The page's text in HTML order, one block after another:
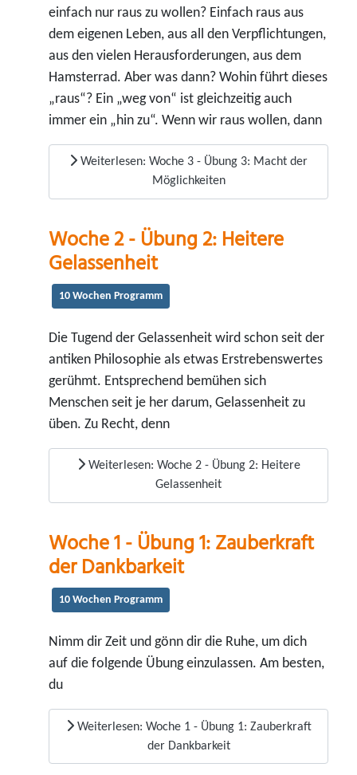
einfach nur raus zu wollen? Einfach raus aus
dem eigenen Leben, aus all den Verpflichtungen,
aus den vielen Herausforderungen, aus dem
Hamsterrad. Aber was dann? Wohin führt dieses
„raus“? Ein „weg von“ ist gleichzeitig auch
immer ein „hin zu“. Wenn wir raus wollen, dann
Weiterlesen: Woche 3 - Übung 3: Macht der
Möglichkeiten
Woche 2 - Übung 2: Heitere
Gelassenheit
10 Wochen Programm
Die Tugend der Gelassenheit wird schon seit der
antiken Philosophie als etwas Erstrebenswertes
gerühmt. Entsprechend bemühen sich
Menschen seit je her darum, Gelassenheit zu
üben. Zu Recht, denn
Weiterlesen: Woche 2 - Übung 2: Heitere
Gelassenheit
Woche 1 - Übung 1: Zauberkraft
der Dankbarkeit
10 Wochen Programm
Nimm dir Zeit und gönn dir die Ruhe, um dich
auf die folgende Übung einzulassen. Am besten,
du
Weiterlesen: Woche 1 - Übung 1: Zauberkraft
der Dankbarkeit